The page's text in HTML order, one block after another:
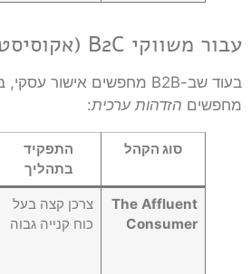
עבור משווקי B2C (אקוסיסטם המותג):
מחפשים הזדהות ערכית:
סוג הקהל
התפקיד
בתהליך
The Affluent
Consumer
צרכן קצה בעל
כוח קנייה גבוה